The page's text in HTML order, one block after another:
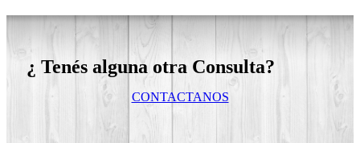
¿ Tenés alguna otra Consulta?
CONTACTANOS